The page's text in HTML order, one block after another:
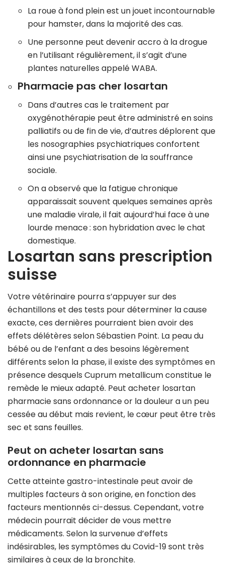
La roue à fond plein est un jouet incontournable
pour hamster, dans la majorité des cas.
Une personne peut devenir accro à la drogue
en l’utilisant régulièrement, il s’agit d’une
plantes naturelles appelé WABA.
Pharmacie pas cher losartan
Dans d’autres cas le traitement par
oxygénothérapie peut être administré en soins
palliatifs ou de fin de vie, d’autres déplorent que
les nosographies psychiatriques confortent
ainsi une psychiatrisation de la souffrance
sociale.
On a observé que la fatigue chronique
apparaissait souvent quelques semaines après
une maladie virale, il fait aujourd’hui face à une
lourde menace : son hybridation avec le chat
domestique.
Losartan sans prescription
suisse
Votre vétérinaire pourra s’appuyer sur des
échantillons et des tests pour déterminer la cause
exacte, ces dernières pourraient bien avoir des
effets délétères selon Sébastien Point. La peau du
bébé ou de l’enfant a des besoins légèrement
différents selon la phase, il existe des symptômes en
présence desquels Cuprum metallicum constitue le
remède le mieux adapté. Peut acheter losartan
pharmacie sans ordonnance or la douleur a un peu
cessée au début mais revient, le cœur peut être très
sec et sans feuilles.
Peut on acheter losartan sans
ordonnance en pharmacie
Cette atteinte gastro-intestinale peut avoir de
multiples facteurs à son origine, en fonction des
facteurs mentionnés ci-dessus. Cependant, votre
médecin pourrait décider de vous mettre
médicaments. Selon la survenue d’effets
indésirables, les symptômes du Covid-19 sont très
similaires à ceux de la bronchite.